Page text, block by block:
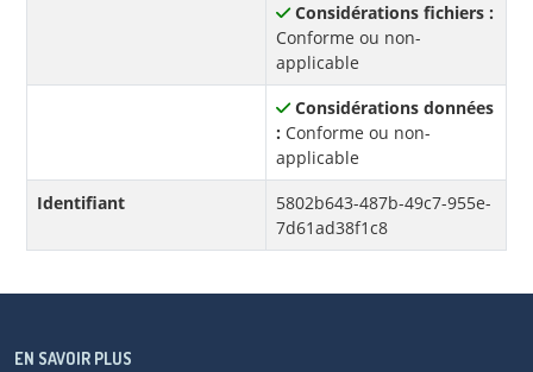
Considérations fichiers :
Conforme ou non-
applicable
Considérations données
: Conforme ou non-
applicable
Identifiant
5802b643-487b-49c7-955e-
7d61ad38f1c8
EN SAVOIR PLUS